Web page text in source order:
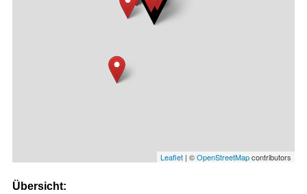
Leaflet | ©OpenStreetMapcontributors
Übersicht: